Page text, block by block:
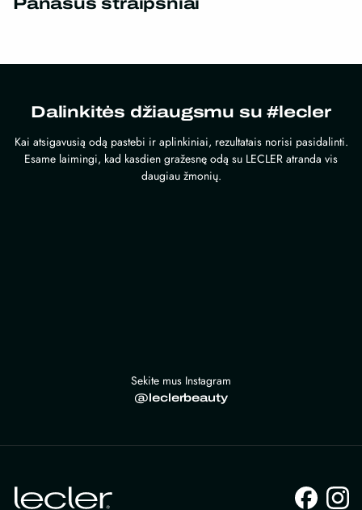
Dalinkitės džiaugsmu su #lecler
Kai atsigavusią odą pastebi ir aplinkiniai, rezultatais norisi pasidalinti.
Esame laimingi, kad kasdien gražesnę odą su LECLER atranda vis
daugiau žmonių.
Sekite mus Instagram
@leclerbeauty